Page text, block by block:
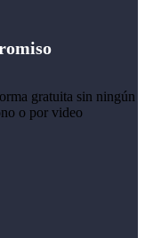
gratuita sin ningún
o por video